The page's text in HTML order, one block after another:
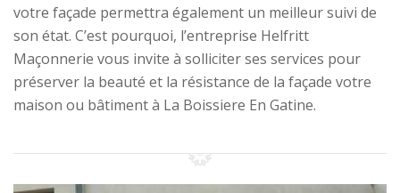
votre façade permettra également un meilleur suivi de
son état. C’est pourquoi, l’entreprise Helfritt
Maçonnerie vous invite à solliciter ses services pour
préserver la beauté et la résistance de la façade votre
maison ou bâtiment à La Boissiere En Gatine.